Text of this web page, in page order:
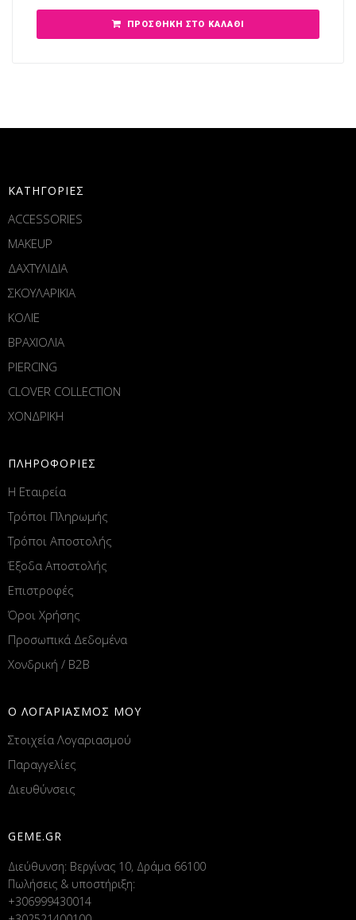
ΠΡΟΣΘΉΚΗ ΣΤΟ ΚΑΛΆΘΙ
ΚΑΤΗΓΟΡΙΕΣ
ACCESSORIES
MAKEUP
ΔΑΧΤΥΛΙΔΙΑ
ΣΚΟΥΛΑΡΙΚΙΑ
ΚΟΛΙΕ
ΒΡΑΧΙΟΛΙΑ
PIERCING
CLOVER COLLECTION
ΧΟΝΔΡΙΚΗ
ΠΛΗΡΟΦΟΡΙΕΣ
Η Εταιρεία
Τρόποι Πληρωμής
Τρόποι Αποστολής
Έξοδα Αποστολής
Επιστροφές
Όροι Χρήσης
Προσωπικά Δεδομένα
Χονδρική / B2B
Ο ΛΟΓΑΡΙΑΣΜΟΣ ΜΟΥ
Στοιχεία Λογαριασμού
Παραγγελίες
Διευθύνσεις
GEME.GR
Διεύθυνση: Βεργίνας 10, Δράμα 66100
Πωλήσεις & υποστήριξη:
+306999430014